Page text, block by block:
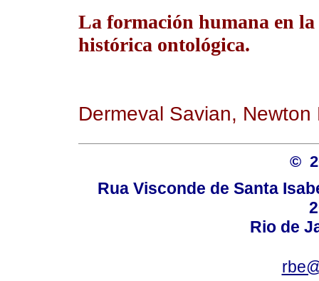
La formación humana en la
histórica ontológica.
Dermeval Savian, Newton
©
Rua Visconde de Santa
Rio de